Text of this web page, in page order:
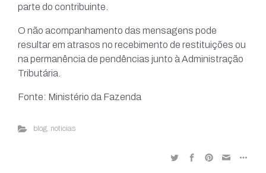
parte do contribuinte.
O não acompanhamento das mensagens pode
resultar em atrasos no recebimento de restituições ou
na permanência de pendências junto à Administração
Tributária.
Fonte: Ministério da Fazenda
blog, noticias